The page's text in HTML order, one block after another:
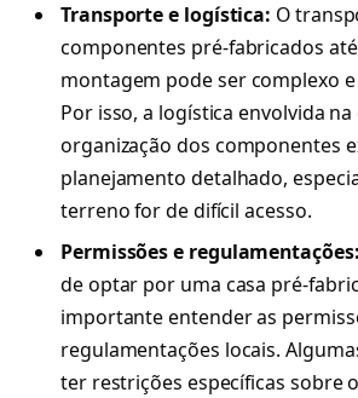
Transporte e logística: O
componentes pré-fabricados
montagem pode ser complexo
Por isso, a logística envolvida
organização dos componentes
planejamento detalhado,
terreno for de difícil acesso.
Permissões e regulamentações:
de optar por uma casa pré-
importante entender as
regulamentações locais.
ter restrições específicas sobre